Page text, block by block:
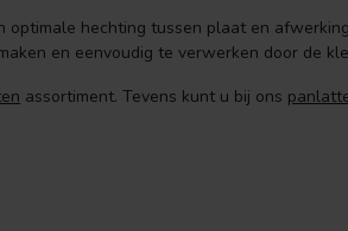
optimale hechting tussen plaat en
en eenvoudig te verwerken door de
assortiment. Tevens kunt u bij ons